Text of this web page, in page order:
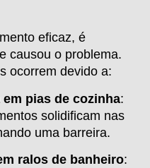
eficaz, é
causou o problema.
ocorrem devido a:
pias de cozinha:
solidificam nas
uma barreira.
ralos de banheiro: